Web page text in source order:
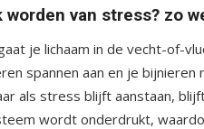
worden van stress? zo
je lichaam in de vecht-of-
spannen aan en je
als stress blijft aanstaan,
wordt onderdrukt,